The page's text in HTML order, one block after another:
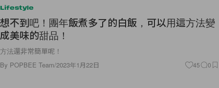
Lifestyle
想不到吧！團年飯煮多了的白飯，可以用這方法變
成美味的甜品！
方法還非常簡單呢！
By POPBEE Team/2023年1月22日 45 0